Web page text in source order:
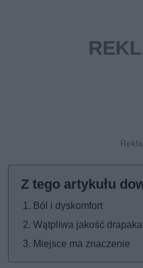
Ból i dyskomfort
Wątpliwa jakość drapaka
Miejsce ma znaczenie